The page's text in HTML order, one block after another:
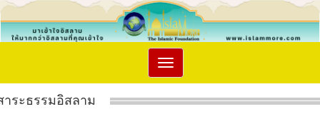
Toggle
navigation
าระธรรมอิสลาม